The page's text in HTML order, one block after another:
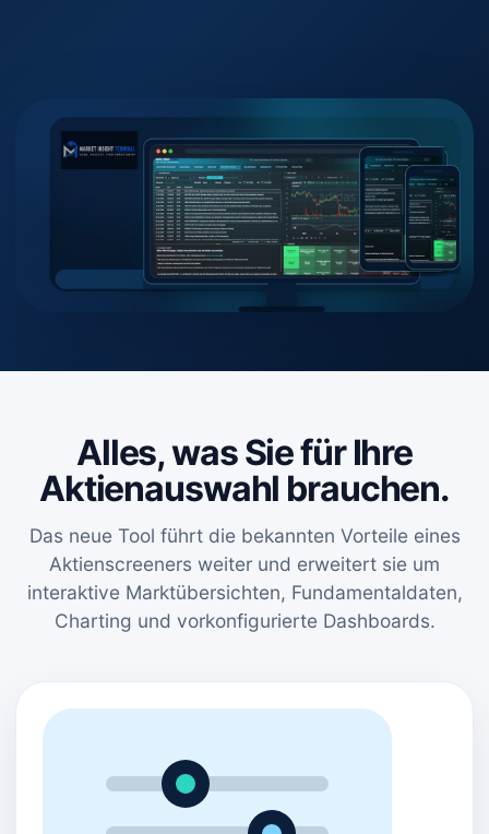
Alles, was Sie für Ihre
Aktienauswahl brauchen.
Das neue Tool führt die bekannten Vorteile eines
Aktienscreeners weiter und erweitert sie um
interaktive Marktübersichten, Fundamentaldaten,
Charting und vorkonfigurierte Dashboards.